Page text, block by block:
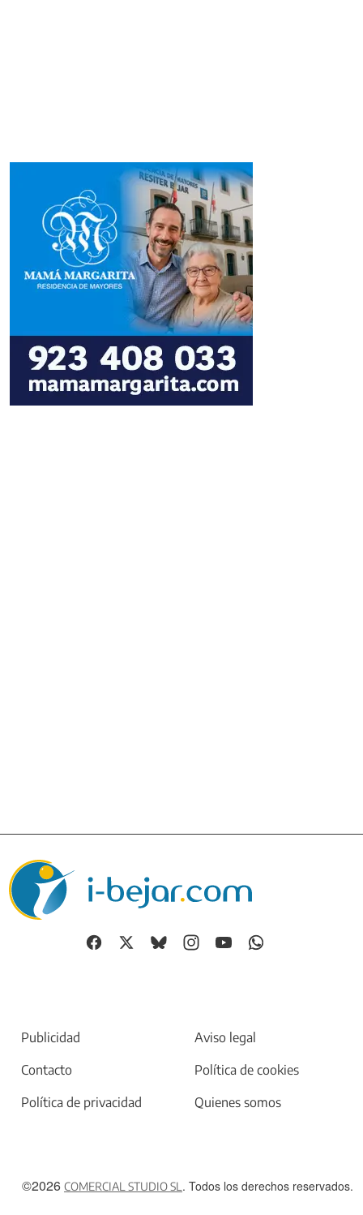
Publicidad
Aviso legal
Contacto
Política de cookies
Política de privacidad
Quienes somos
©2026 COMERCIAL STUDIO SL . Todos los derechos reservados.